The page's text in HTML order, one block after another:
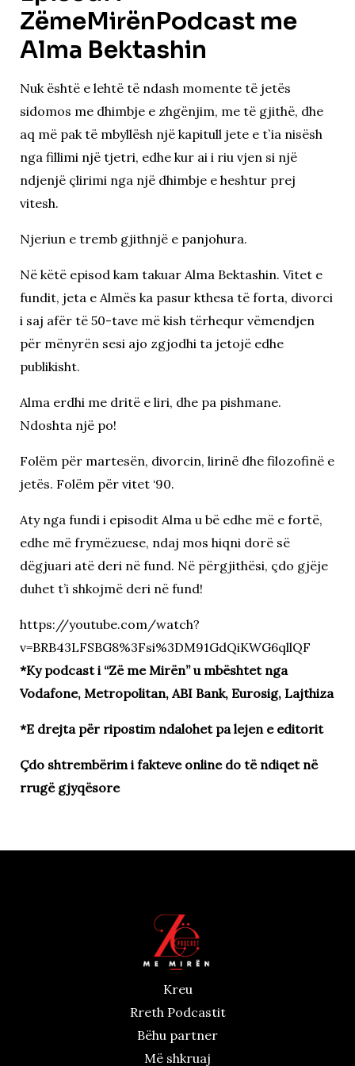
ZëmeMirënPodcast me
Alma Bektashin
Nuk është e lehtë të ndash momente të jetës
sidomos me dhimbje e zhgënjim, me të gjithë, dhe
aq më pak të mbyllësh një kapitull jete e t`ia nisësh
nga fillimi një tjetri, edhe kur ai i riu vjen si një
ndjenjë çlirimi nga një dhimbje e heshtur prej
vitesh.
Njeriun e tremb gjithnjë e panjohura.
Në këtë episod kam takuar Alma Bektashin. Vitet e
fundit, jeta e Almës ka pasur kthesa të forta, divorci
i saj afër të 50-tave më kish tërhequr vëmendjen
për mënyrën sesi ajo zgjodhi ta jetojë edhe
publikisht.
Alma erdhi me dritë e liri, dhe pa pishmane.
Ndoshta një po!
Folëm për martesën, divorcin, lirinë dhe filozofinë e
jetës. Folëm për vitet ‘90.
Aty nga fundi i episodit Alma u bë edhe më e fortë,
edhe më frymëzuese, ndaj mos hiqni dorë së
dëgjuari atë deri në fund. Në përgjithësi, çdo gjëje
duhet t’i shkojmë deri në fund!
https://youtube.com/watch?
v=BRB43LFSBG8%3Fsi%3DM91GdQiKWG6qllQF
*Ky podcast i “Zë me Mirën” u mbështet nga
Vodafone, Metropolitan, ABI Bank, Eurosig, Lajthiza
*E drejta për ripostim ndalohet pa lejen e editorit
Çdo shtrembërim i fakteve online do të ndiqet në
rrugë gjyqësore
Kreu
Rreth Podcastit
Bëhu partner
Më shkruaj